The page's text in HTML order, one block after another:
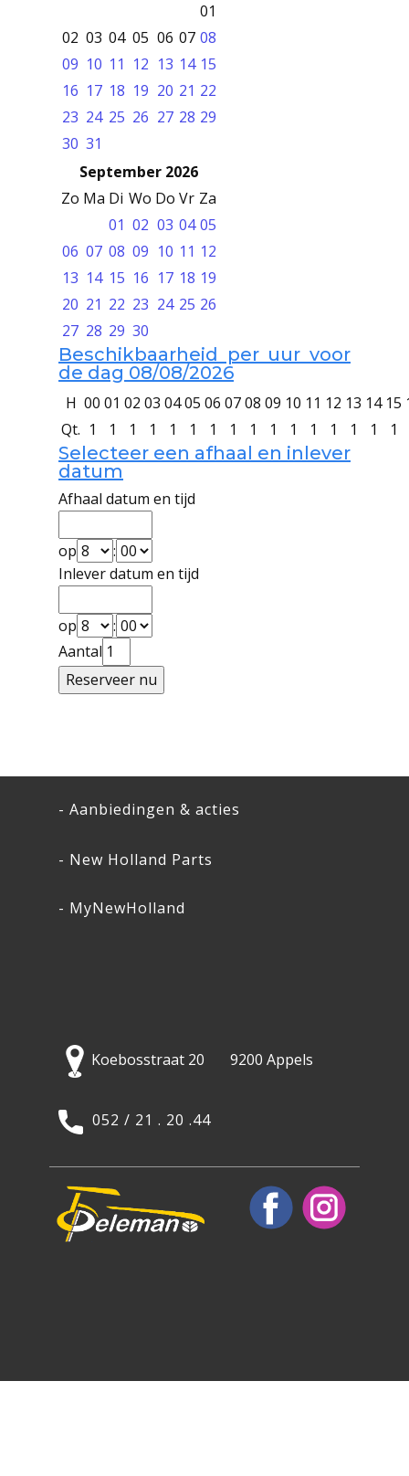
01
02 03 04 05 06 07 08
09 10 11 12 13 14 15
16 17 18 19 20 21 22
23 24 25 26 27 28 29
30 31
September 2026
Zo Ma Di Wo Do Vr Za
01 02 03 04 05
06 07 08 09 10 11 12
13 14 15 16 17 18 19
20 21 22 23 24 25 26
27 28 29 30
Beschikbaarheid per uur voor
de dag 08/08/2026
H 00 01 02 03 0405 06 0708 09 10 11 12 13 14 15
Qt. 1 1 1 1 1 1 1 1 1 1 1 1 1 1 1 1
Selecteer een afhaal en inlever
datum
Afhaal datum en tijd
op
:
Inlever datum en tijd
op
:
Aantal
- Aanbiedingen & acties
- New Holland Parts
- MyNewHolland
Koebosstraat 20 9200 Appels
052 / 21 . 20 .44